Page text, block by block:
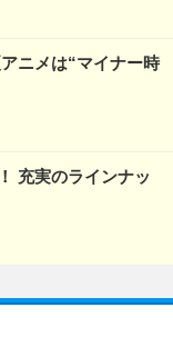
ニメは“マイナー時
充実のラインナッ